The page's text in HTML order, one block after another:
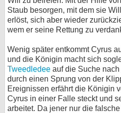
Staub besorgen, mit dem sie
erlöst, sich aber wieder
wem er seine Rettung zu
Wenig später entkommt Cyrus
und die Königin macht sich
Tweedledee auf die Suche
durch einen Sprung von der
Ereignissen erfährt die Königin
Cyrus in einer Falle steckt und
arbeitet. Da jener nur die